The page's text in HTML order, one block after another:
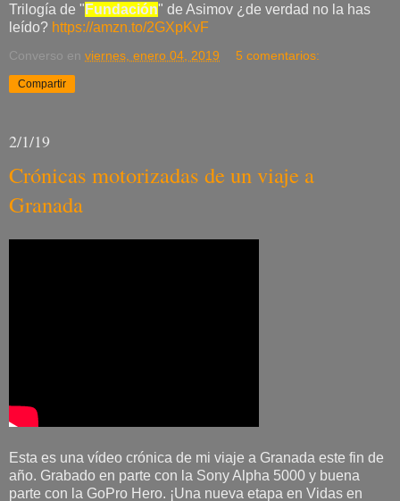
Trilogía de " Fundación" de Asimov ¿de verdad no la has
leído? https://amzn.to/2GXpKvF
Converso en viernes, enero 04, 2019 5 comentarios:
Compartir
2/1/19
Crónicas motorizadas de un viaje a
Granada
Esta es una vídeo crónica de mi viaje a Granada este fin de
año. Grabado en parte con la Sony Alpha 5000 y buena
parte con la GoPro Hero. ¡Una nueva etapa en Vidas en